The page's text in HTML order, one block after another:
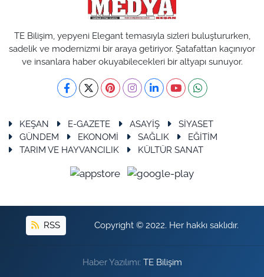
TE Bilişim, yepyeni Elegant temasıyla sizleri buluştururken,
sadelik ve modernizmi bir araya getiriyor. Şatafattan kaçınıyor
ve insanlara haber okuyabilecekleri bir altyapı sunuyor.
KEŞAN E-GAZETE ASAYİŞ
SİYASET
GÜNDEM
EKONOMİ SAĞLIK
EĞİTİM
TARIM VE HAYVANCILIK
KÜLTÜR SANAT
RSS Copyright © 2022. Her hakkı saklıdır.
Haber Yazılımı: TE Bilişim